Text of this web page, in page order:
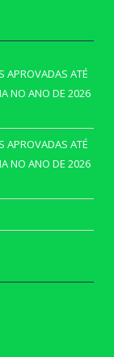
APROVADAS ATÉ
NO ANO DE 2026
APROVADAS ATÉ
NO ANO DE 2026